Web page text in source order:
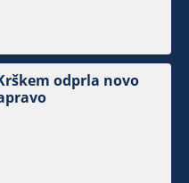
odprla novo